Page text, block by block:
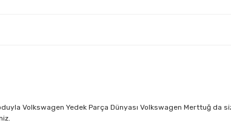
Volkswagen Yedek Parça Dünyası Volkswagen Merttuğ da